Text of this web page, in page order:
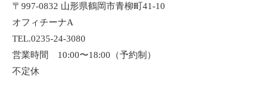
〒997-0832 山形県鶴岡市青柳町41-10
オフィチーナA
TEL.0235-24-3080
営業時間 10:00〜18:00（予約制）
不定休